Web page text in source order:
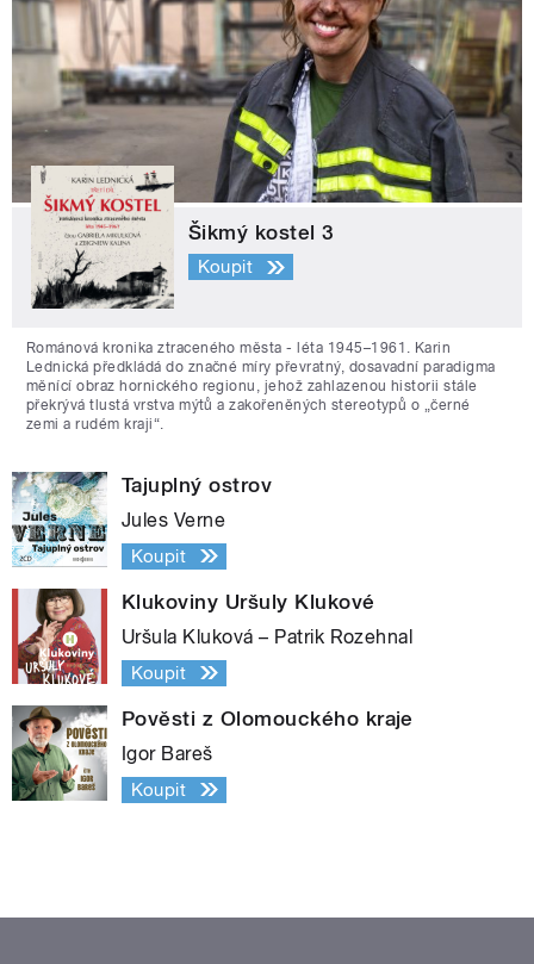
Šikmý kostel 3
Koupit
Románová kronika ztraceného města - léta 1945–1961. Karin
Lednická předkládá do značné míry převratný, dosavadní paradigma
měnící obraz hornického regionu, jehož zahlazenou historii stále
překrývá tlustá vrstva mýtů a zakořeněných stereotypů o „černé
zemi a rudém kraji“.
Tajuplný ostrov
Jules Verne
Koupit
Klukoviny Uršuly Klukové
Uršula Kluková – Patrik Rozehnal
Koupit
Pověsti z Olomouckého kraje
Igor Bareš
Koupit